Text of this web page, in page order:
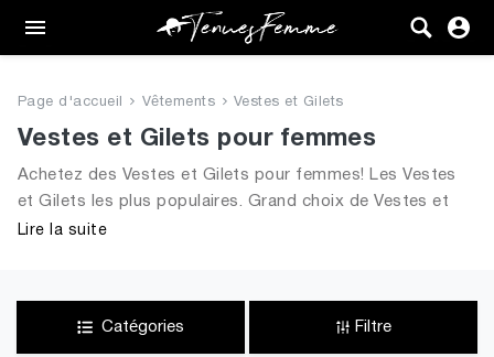
Femme
Vêtements
Chaussures
Sacs
Page d'accueil Vêtements Vestes et Gilets
Vestes et Gilets pour femmes
Achetez des Vestes et Gilets pour femmes! Les Vestes
et Gilets les plus populaires. Grand choix de Vestes et
Gilets et toutes les tendances de 2026 pour dames
Lire la suite
Catégories Filtre